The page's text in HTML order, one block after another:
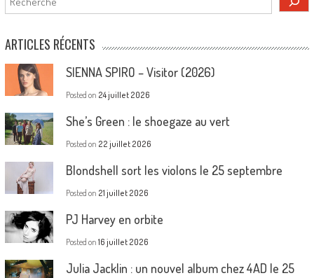
ARTICLES RÉCENTS
SIENNA SPIRO – Visitor (2026)
Posted on 24 juillet 2026
She’s Green : le shoegaze au vert
Posted on 22 juillet 2026
Blondshell sort les violons le 25 septembre
Posted on 21 juillet 2026
PJ Harvey en orbite
Posted on 16 juillet 2026
Julia Jacklin : un nouvel album chez 4AD le 25